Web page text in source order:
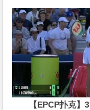
【EPCP扑克】